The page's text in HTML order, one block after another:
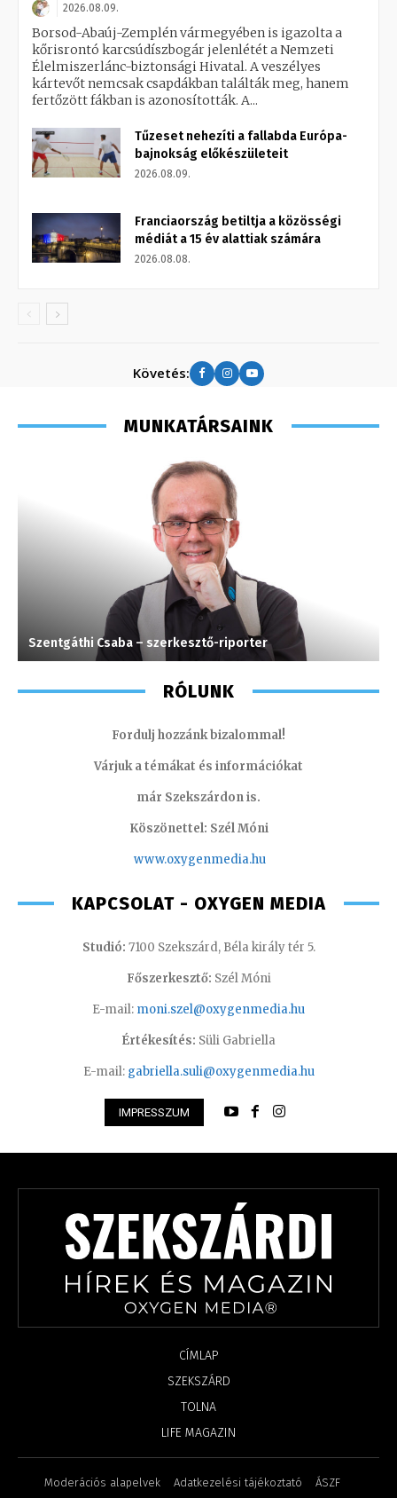
2026.08.09.
Borsod-Abaúj-Zemplén vármegyében is igazolta a
kőrisrontó karcsúdíszbogár jelenlétét a Nemzeti
Élelmiszerlánc-biztonsági Hivatal. A veszélyes
kártevőt nemcsak csapdákban találták meg, hanem
fertőzött fákban is azonosították. A...
Tűzeset nehezíti a fallabda Európa-
bajnokság előkészületeit
2026.08.09.
Franciaország betiltja a közösségi
médiát a 15 év alattiak számára
2026.08.08.
Követés:
MUNKATÁRSAINK
Szentgáthi Csaba – szerkesztő-riporter
RÓLUNK
Fordulj hozzánk bizalommal!
Várjuk a témákat és információkat
már Szekszárdon is.
Köszönettel: Szél Móni
www.oxygenmedia.hu
KAPCSOLAT - OXYGEN MEDIA
Studió: 7100 Szekszárd, Béla király tér 5.
Főszerkesztő: Szél Móni
E-mail: moni.szel@oxygenmedia.hu
Értékesítés: Süli Gabriella
E-mail: gabriella.suli@oxygenmedia.hu
IMPRESSZUM
CÍMLAP
SZEKSZÁRD
TOLNA
LIFE MAGAZIN
Moderációs alapelvek Adatkezelési tájékoztató ÁSZF